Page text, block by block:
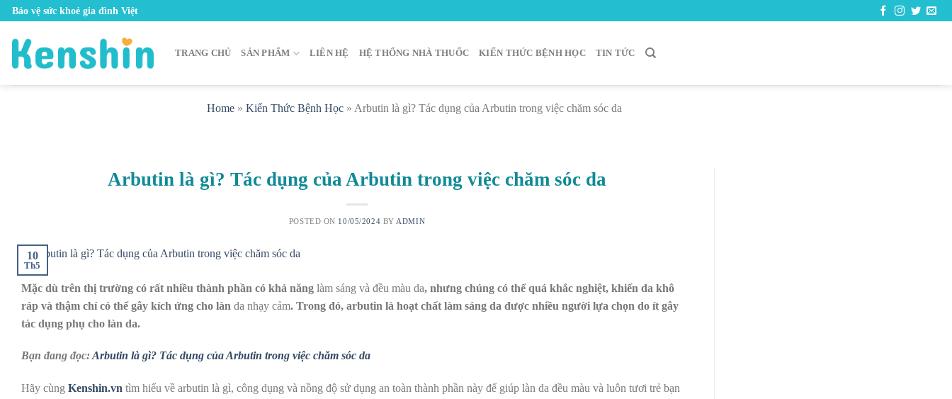
Skip
content
Bảo vệ sức khoẻ gia đình Việt
TRANG CHỦ SẢN PHẨM LIÊN HỆ HỆ THỐNG NHÀ THUỐC KIẾN THỨC BỆNH HỌC TIN TỨC
Home » Kiến Thức Bệnh Học » Arbutin là gì? Tác dụng của Arbutin trong việc chăm sóc da
Arbutin là gì? Tác dụng của Arbutin trong việc chăm sóc da
POSTED ON 10/05/2024 BY ADMIN
10
Th5
Mặc dù trên thị trường có rất nhiều thành phần có khả năng làm sáng và đều màu da, nhưng chúng có thể quá khắc nghiệt, khiến da khô
ráp và thậm chí có thể gây kích ứng cho làn da nhạy cảm. Trong đó, arbutin là hoạt chất làm sáng da được nhiều người lựa chọn do ít gây
tác dụng phụ cho làn da.
Bạn đang đọc:Arbutin là gì? Tác dụng của Arbutin trong việc chăm sóc da
Hãy cùng Kenshin.vn tìm hiểu về arbutin là gì, công dụng và nồng độ sử dụng an toàn thành phần này để giúp làn da đều màu và luôn tươi trẻ bạn